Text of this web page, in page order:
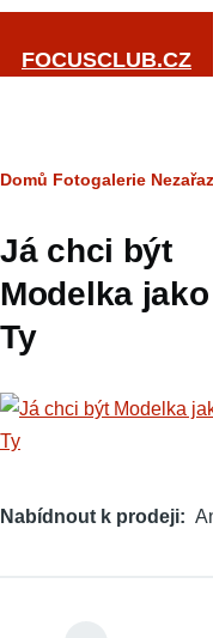
Přejít k hlavnímu
FOCUSCLUB.CZ
Drobečková
navigace
Domů Fotogalerie
Já chci být
Modelka jako
Ty
Nabídnout k prodeji